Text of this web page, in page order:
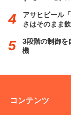
アサヒビール
さはそのまま
3段階の制御
機
コンテンツ